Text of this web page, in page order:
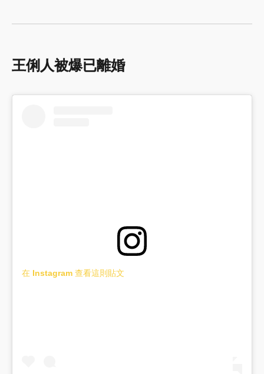
王俐人被爆已離婚
在 Instagram 查看這則貼文